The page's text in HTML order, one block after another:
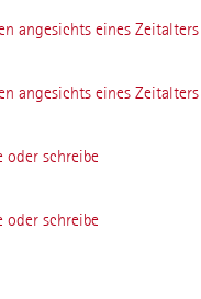
angesichts eines
angesichts eines
oder schreibe
oder schreibe